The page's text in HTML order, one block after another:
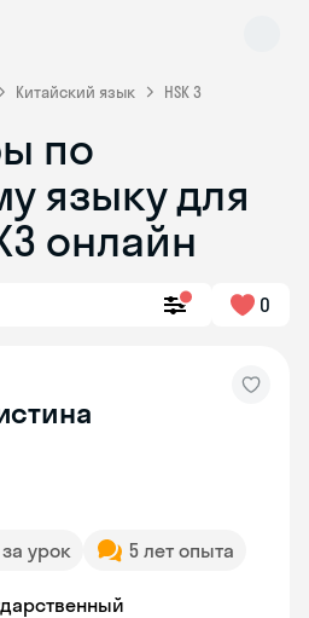
Китайский язык HSK 3
по
языку для
онлайн
0
за урок 5 лет опыта